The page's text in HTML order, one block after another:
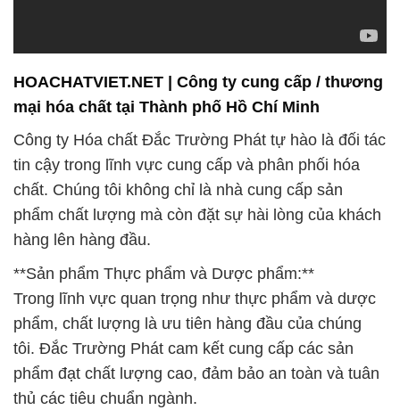
HOACHATVIET.NET | Công ty cung cấp / thương
mại hóa chất tại Thành phố Hồ Chí Minh
Công ty Hóa chất Đắc Trường Phát tự hào là đối tác
tin cậy trong lĩnh vực cung cấp và phân phối hóa
chất. Chúng tôi không chỉ là nhà cung cấp sản
phẩm chất lượng mà còn đặt sự hài lòng của khách
hàng lên hàng đầu.
**Sản phẩm Thực phẩm và Dược phẩm:**
Trong lĩnh vực quan trọng như thực phẩm và dược
phẩm, chất lượng là ưu tiên hàng đầu của chúng
tôi. Đắc Trường Phát cam kết cung cấp các sản
phẩm đạt chất lượng cao, đảm bảo an toàn và tuân
thủ các tiêu chuẩn ngành.